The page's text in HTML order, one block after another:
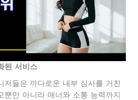
된 서비스
저들은 까다로운 내부 심사를 거친
뿐만 아니라 매너와 소통 능력까지